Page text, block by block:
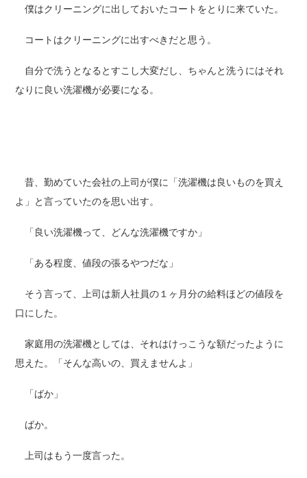
僕はクリーニングに出しておいたコートをとりに来ていた。
コートはクリーニングに出すべきだと思う。
自分で洗うとなるとすこし大変だし、ちゃんと洗うにはそれ
なりに良い洗濯機が必要になる。
昔、勤めていた会社の上司が僕に「洗濯機は良いものを買え
よ」と言っていたのを思い出す。
「良い洗濯機って、どんな洗濯機ですか」
「ある程度、値段の張るやつだな」
そう言って、上司は新人社員の１ヶ月分の給料ほどの値段を
口にした。
家庭用の洗濯機としては、それはけっこうな額だったように
思えた。「そんな高いの、買えませんよ」
「ばか」
ばか。
上司はもう一度言った。